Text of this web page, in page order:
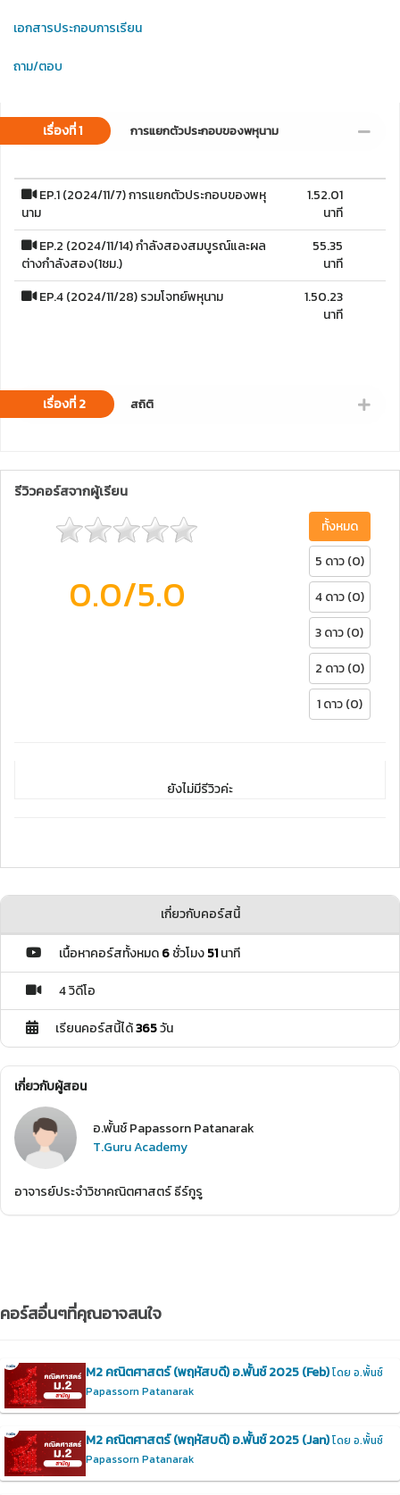
เอกสารประกอบการเรียน
ถาม/ตอบ
เรื่องที่ 1 การแยกตัวประกอบของพหุนาม
EP.1 (2024/11/7) การแยกตัวประกอบของพหุ
นาม
1.52.01
นาที
EP.2 (2024/11/14) กำลังสองสมบูรณ์และผล
ต่างกำลังสอง(1ชม.)
55.35
นาที
EP.4 (2024/11/28) รวมโจทย์พหุนาม
1.50.23
นาที
เรื่องที่ 2 สถิติ
รีวิวคอร์สจากผู้เรียน
0.0/5.0
ทั้งหมด
5 ดาว (0)
4 ดาว (0)
3 ดาว (0)
2 ดาว (0)
1 ดาว (0)
ยังไม่มีรีวิวค่ะ
เกี่ยวกับคอร์สนี้
เนื้อหาคอร์สทั้งหมด6ชั่วโมง51นาที
4 วิดีโอ
เรียนคอร์สนี้ได้365วัน
เกี่ยวกับผู้สอน
อ.พั้นช์ Papassorn Patanarak
T.Guru Academy
อาจารย์ประจำวิชาคณิตศาสตร์ ธีร์กูรู
คอร์สอื่นๆที่คุณอาจสนใจ
M2 คณิตศาสตร์ (พฤหัสบดี) อ.พั้นช์ 2025 (Feb)โดย อ.พั้นช์
Papassorn Patanarak
M2 คณิตศาสตร์ (พฤหัสบดี) อ.พั้นช์ 2025 (Jan)โดย อ.พั้นช์
Papassorn Patanarak